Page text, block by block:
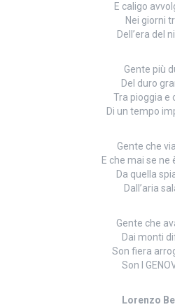
E caligo
Nei giorni
Dell’era del
Gente più
Del duro
Tra pioggia e
Di un tempo
Gente che
E che mai se ne
Da quella
Dall’aria
Gente che
Dai monti
Son fiera
Son I
Lorenzo